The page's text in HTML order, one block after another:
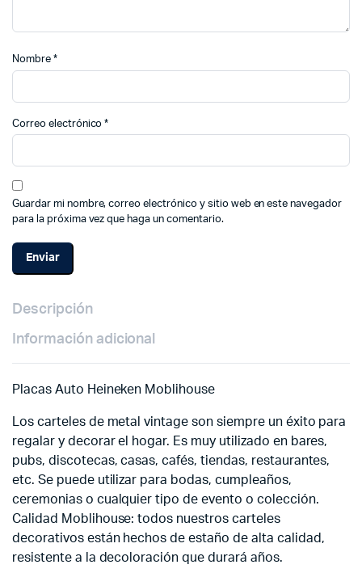
Nombre *
Correo electrónico*
Guardar mi nombre, correo electrónico y sitio web en este navegador
para la próxima vez que haga un comentario.
Descripción
Información adicional
Placas Auto Heineken Moblihouse
Los carteles de metal vintage son siempre un éxito para
regalar y decorar el hogar. Es muy utilizado en bares,
pubs, discotecas, casas, cafés, tiendas, restaurantes,
etc. Se puede utilizar para bodas, cumpleaños,
ceremonias o cualquier tipo de evento o colección.
Calidad Moblihouse: todos nuestros carteles
decorativos están hechos de estaño de alta calidad,
resistente a la decoloración que durará años.